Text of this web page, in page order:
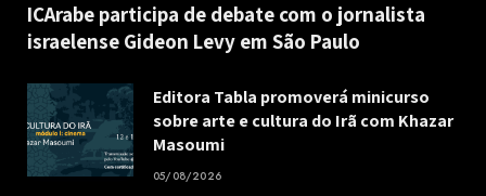
ICArabe participa de debate com o jornalista
israelense Gideon Levy em São Paulo
Editora Tabla promoverá minicurso
sobre arte e cultura do Irã com Khazar
Masoumi
05/08/2026